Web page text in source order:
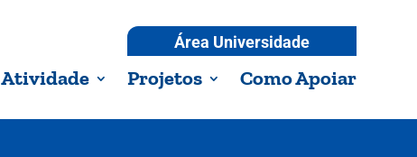
Área Universidade
Atividade Projetos Como Apoiar